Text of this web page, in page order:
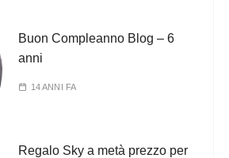
Buon Compleanno Blog – 6
anni
14 ANNI FA
Regalo Sky a metà prezzo per